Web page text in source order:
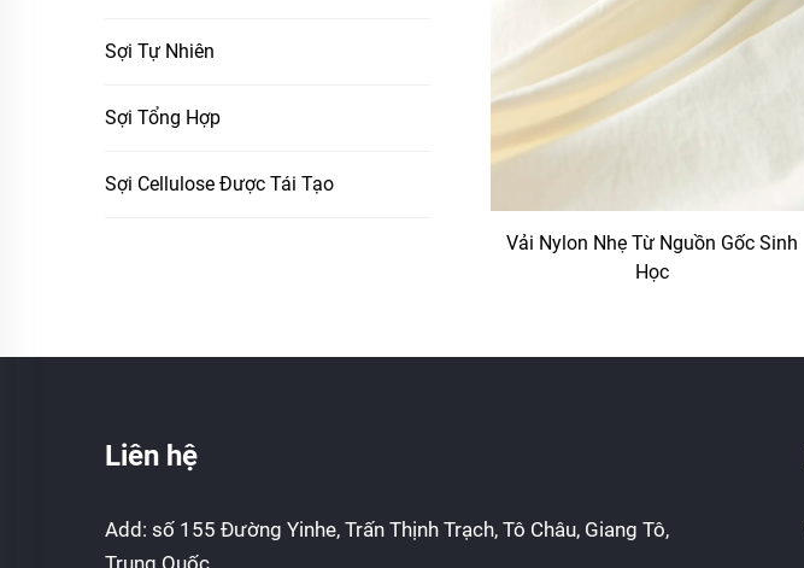
Sợi Tự Nhiên
Sợi Tổng Hợp
Sợi Cellulose Được Tái Tạo
Vải Nylon Nhẹ Từ Nguồn Gốc Sinh
Học
Liên hệ
Add: số 155 Đường Yinhe, Trấn Thịnh Trạch, Tô Châu, Giang Tô,